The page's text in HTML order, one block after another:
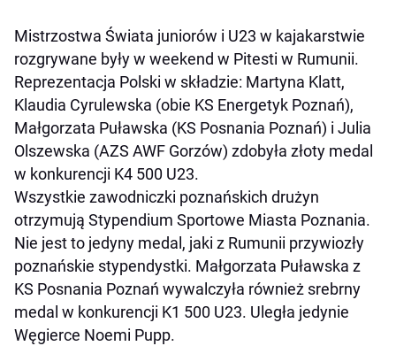
Mistrzostwa Świata juniorów i U23 w kajakarstwie
rozgrywane były w weekend w Pitesti w Rumunii.
Reprezentacja Polski w składzie: Martyna Klatt,
Klaudia Cyrulewska (obie KS Energetyk Poznań),
Małgorzata Puławska (KS Posnania Poznań) i Julia
Olszewska (AZS AWF Gorzów) zdobyła złoty medal
w konkurencji K4 500 U23.
Wszystkie zawodniczki poznańskich drużyn
otrzymują Stypendium Sportowe Miasta Poznania.
Nie jest to jedyny medal, jaki z Rumunii przywiozły
poznańskie stypendystki. Małgorzata Puławska z
KS Posnania Poznań wywalczyła również srebrny
medal w konkurencji K1 500 U23. Uległa jedynie
Węgierce Noemi Pupp.